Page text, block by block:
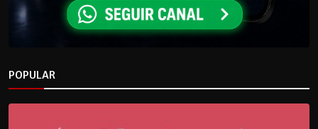
POPULAR